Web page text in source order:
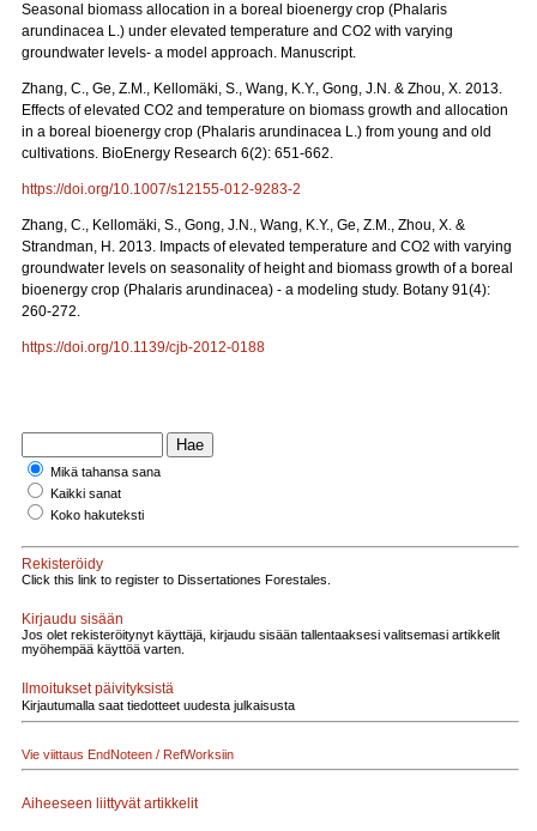
Seasonal biomass allocation in a boreal bioenergy crop (Phalaris
arundinacea L.) under elevated temperature and CO2 with varying
groundwater levels- a model approach. Manuscript.
Zhang, C., Ge, Z.M., Kellomäki, S., Wang, K.Y., Gong, J.N. & Zhou, X. 2013.
Effects of elevated CO2 and temperature on biomass growth and allocation
in a boreal bioenergy crop (Phalaris arundinacea L.) from young and old
cultivations. BioEnergy Research 6(2): 651-662.
https://doi.org/10.1007/s12155-012-9283-2
Zhang, C., Kellomäki, S., Gong, J.N., Wang, K.Y., Ge, Z.M., Zhou, X. &
Strandman, H. 2013. Impacts of elevated temperature and CO2 with varying
groundwater levels on seasonality of height and biomass growth of a boreal
bioenergy crop (Phalaris arundinacea) - a modeling study. Botany 91(4):
260-272.
https://doi.org/10.1139/cjb-2012-0188
Mikä tahansa sana
Kaikki sanat
Koko hakuteksti
Rekisteröidy
Click this link to register to Dissertationes Forestales.
Kirjaudu sisään
Jos olet rekisteröitynyt käyttäjä, kirjaudu sisään tallentaaksesi valitsemasi artikkelit
myöhempää käyttöä varten.
Ilmoitukset päivityksistä
Kirjautumalla saat tiedotteet uudesta julkaisusta
Vie viittaus EndNoteen / RefWorksiin
Aiheeseen liittyvät artikkelit